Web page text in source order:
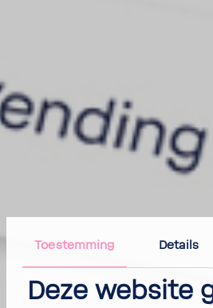
Toestemming Details
Deze website